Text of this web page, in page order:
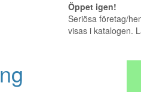
Öppet igen!
Seriösa företag/
visas i katalogen.